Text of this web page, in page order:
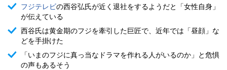
フジテレビの西谷弘氏が近く退社をするようだと「女性自身」
が伝えている
西谷氏は黄金期のフジを牽引した巨匠で、近年では「昼顔」な
どを手掛けた
「いまのフジに真っ当なドラマを作れる人がいるのか」と危惧
の声もあるそう